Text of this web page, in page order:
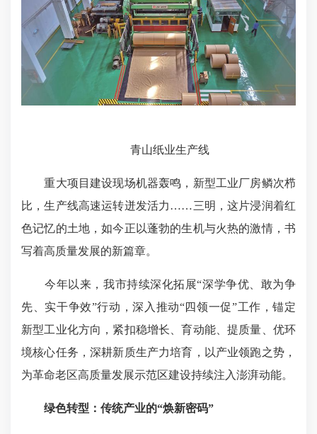
青山纸业生产线
重大项目建设现场机器轰鸣，新型工业厂房鳞次栉
比，生产线高速运转迸发活力……三明，这片浸润着红
色记忆的土地，如今正以蓬勃的生机与火热的激情，书
写着高质量发展的新篇章。
今年以来，我市持续深化拓展“深学争优、敢为争
先、实干争效”行动，深入推动“四领一促”工作，锚定
新型工业化方向，紧扣稳增长、育动能、提质量、优环
境核心任务，深耕新质生产力培育，以产业领跑之势，
为革命老区高质量发展示范区建设持续注入澎湃动能。
绿色转型：传统产业的“焕新密码”